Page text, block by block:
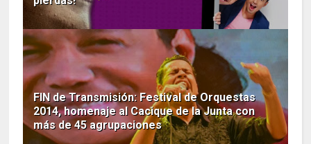
FIN de Transmisión: Festival de Orquestas
2014, homenaje al Cacique de la Junta con
más de 45 agrupaciones